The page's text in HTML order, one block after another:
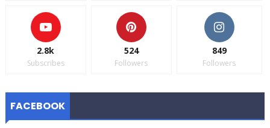
2.8k
Subscribes
524
Followers
849
Followers
FACEBOOK